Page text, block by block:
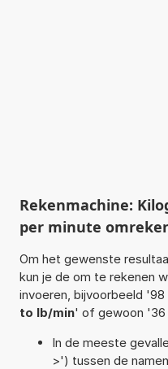
Rekenmachine:
per minute
Om het gewenste
kun je de om te rekenen
invoeren, bijvoorbeeld '98
to lb/min' of gewoon '36
In de meeste
>') tussen de